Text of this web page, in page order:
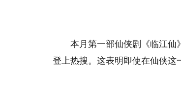
本月第一部仙侠剧《临江仙
登上热搜。这表明即使在仙侠这